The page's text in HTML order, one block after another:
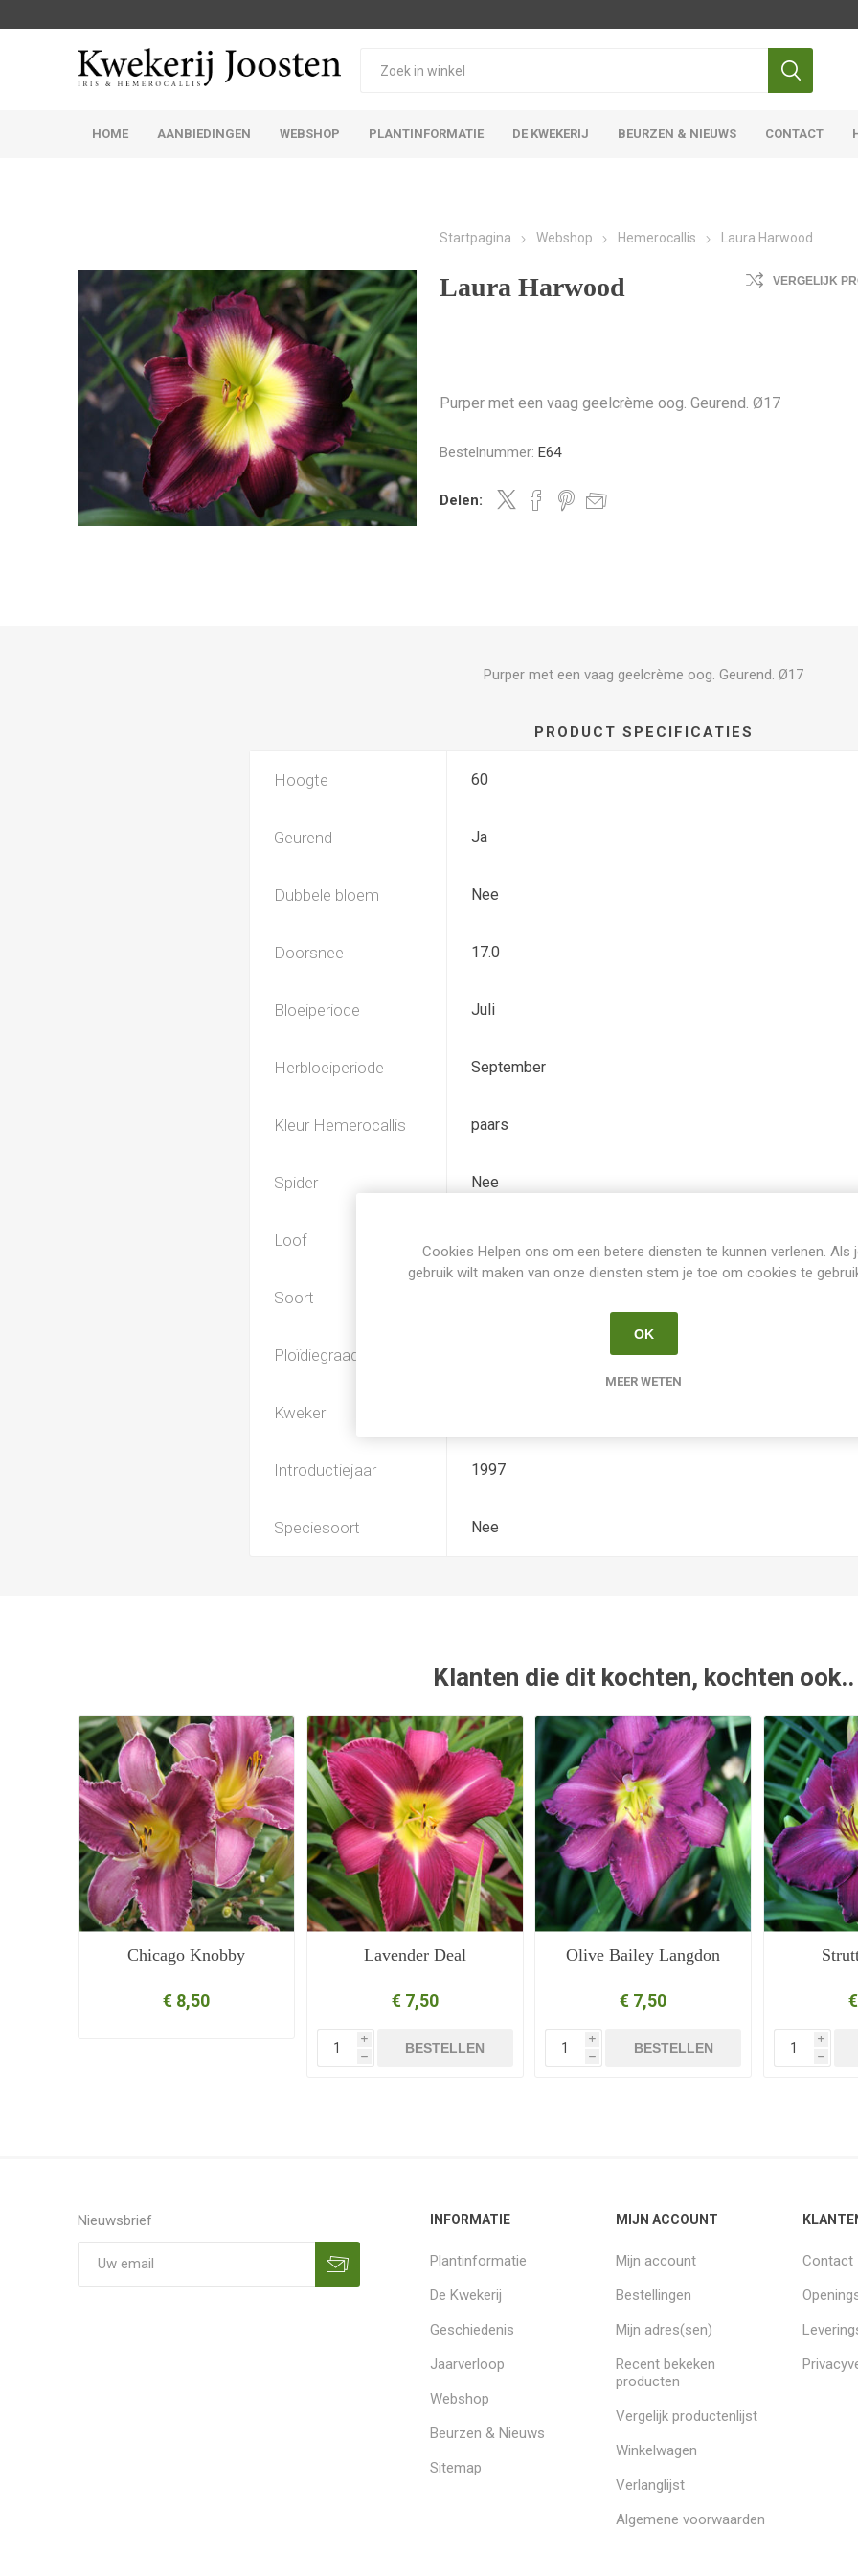
HOME AANBIEDINGEN WEBSHOP PLANTINFORMATIE DE KWEKERIJ BEURZEN & NIEUWS CONTACT
Startpagina Webshop Hemerocallis Laura Harwood
Laura Harwood VERGELIJK
Purper met een vaag geelcrème oog. Geurend. Ø17
Bestelnummer: E64
Delen:
Purper met een vaag geelcrème oog. Geurend. Ø17
PRODUCT SPECIFICATIES
Hoogte 60
Geurend Ja
Dubbele bloem Nee
Doorsnee 17.0
Bloeiperiode Juli
Herbloeiperiode September
Kleur Hemerocallis paars
Spider Nee
Loof
Soort
Ploïdiegraad
Kweker
Introductiejaar 1997
Speciesoort Nee
Klanten die dit kochten, kochten ook..
Chicago Knobby
€ 8,50
Lavender Deal
€ 7,50
i
h
BESTELLEN
Olive Bailey Langdon
€ 7,50
i
h
BESTELLEN
i
h
Nieuwsbrief INFORMATIE
Plantinformatie
De Kwekerij
Geschiedenis
Jaarverloop
Webshop
Beurzen & Nieuws
Sitemap
MIJN ACCOUNT
Mijn account
Bestellingen
Mijn adres(sen)
Recent bekeken
producten
Vergelijk productenlijst
Winkelwagen
Verlanglijst
Algemene voorwaarden
Contact
Cookies Helpen ons om een betere diensten te kunnen verlenen. Als
gebruik wilt maken van onze diensten stem je toe om cookies te
OK
MEER WETEN